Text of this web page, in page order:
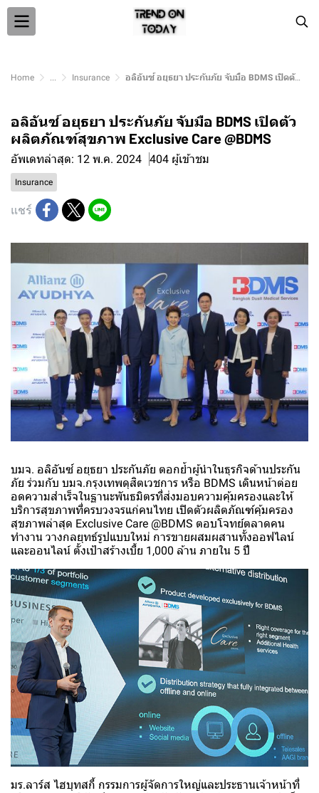
Home ... Insurance อลิอันซ์ อยุธยา ประกันภัย จับมือ BDMS เปิดตัวผลิตภัณฑ์สุขภาพ Exclusive Care @BDMS
อลิอันซ์ อยุธยา ประกันภัย จับมือ BDMS เปิดตัว
ผลิตภัณฑ์สุขภาพ Exclusive Care @BDMS
อัพเดทล่าสุด: 12 พ.ค. 2024 404 ผู้เข้าชม
Insurance
แชร์
บมจ. อลิอันซ์ อยุธยา ประกันภัย ตอกย้ำผู้นำในธุรกิจด้านประกัน
ภัย ร่วมกับ บมจ.กรุงเทพดุสิตเวชการ หรือ BDMS เดินหน้าต่อย
อดความสำเร็จในฐานะพันธมิตรที่ส่งมอบความคุ้มครองและให้
บริการสุขภาพที่ครบวงจรแก่คนไทย เปิดตัวผลิตภัณฑ์คุ้มครอง
สุขภาพล่าสุด Exclusive Care @BDMS ตอบโจทย์ตลาดคน
ทำงาน วางกลยุทธ์รูปแบบใหม่ การขายผสมผสานทั้งออฟไลน์
และออนไลน์ ตั้งเป้าสร้างเบี้ย 1,000 ล้าน ภายใน 5 ปี
มร.ลาร์ส ไฮบุทสกี้ กรรมการผู้จัดการใหญ่และประธานเจ้าหน้าที่